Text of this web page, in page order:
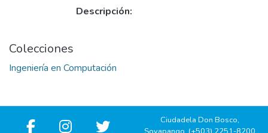
Descripción:
Colecciones
Ingeniería en Computación
Ciudadela Don Bosco,